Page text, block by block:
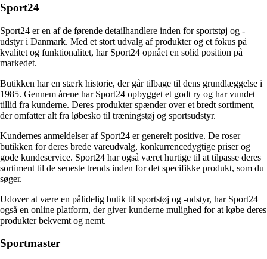
Sport24
Sport24 er en af de førende detailhandlere inden for sportstøj og -
udstyr i Danmark. Med et stort udvalg af produkter og et fokus på
kvalitet og funktionalitet, har Sport24 opnået en solid position på
markedet.
Butikken har en stærk historie, der går tilbage til dens grundlæggelse i
1985. Gennem årene har Sport24 opbygget et godt ry og har vundet
tillid fra kunderne. Deres produkter spænder over et bredt sortiment,
der omfatter alt fra løbesko til træningstøj og sportsudstyr.
Kundernes anmeldelser af Sport24 er generelt positive. De roser
butikken for deres brede vareudvalg, konkurrencedygtige priser og
gode kundeservice. Sport24 har også været hurtige til at tilpasse deres
sortiment til de seneste trends inden for det specifikke produkt, som du
søger.
Udover at være en pålidelig butik til sportstøj og -udstyr, har Sport24
også en online platform, der giver kunderne mulighed for at købe deres
produkter bekvemt og nemt.
Sportmaster